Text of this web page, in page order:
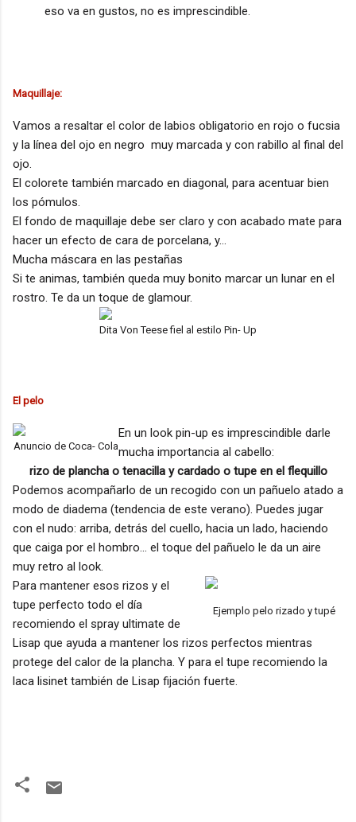
eso va en gustos, no es imprescindible.
Maquillaje:
Vamos a resaltar el color de labios obligatorio en rojo o fucsia
y la línea del ojo en negro muy marcada y con rabillo al final del
ojo.
El colorete también marcado en diagonal, para acentuar bien
los pómulos.
El fondo de maquillaje debe ser claro y con acabado mate para
hacer un efecto de cara de porcelana, y...
Mucha máscara en las pestañas
Si te animas, también queda muy bonito marcar un lunar en el
rostro. Te da un toque de glamour.
Dita Von Teese fiel al estilo Pin- Up
El pelo
Anuncio de Coca- Cola
En un look pin-up es imprescindible darle
mucha importancia al cabello:
rizo de plancha o tenacilla y cardado o tupe en el flequillo
Podemos acompañarlo de un recogido con un pañuelo atado a
modo de diadema (tendencia de este verano). Puedes jugar
con el nudo: arriba, detrás del cuello, hacia un lado, haciendo
que caiga por el hombro... el toque del pañuelo le da un aire
muy retro al look.
Ejemplo pelo rizado y tupé
Para mantener esos rizos y el
tupe perfecto todo el día
recomiendo el spray ultimate de
Lisap que ayuda a mantener los rizos perfectos mientras
protege del calor de la plancha. Y para el tupe recomiendo la
laca lisinet también de Lisap fijación fuerte.